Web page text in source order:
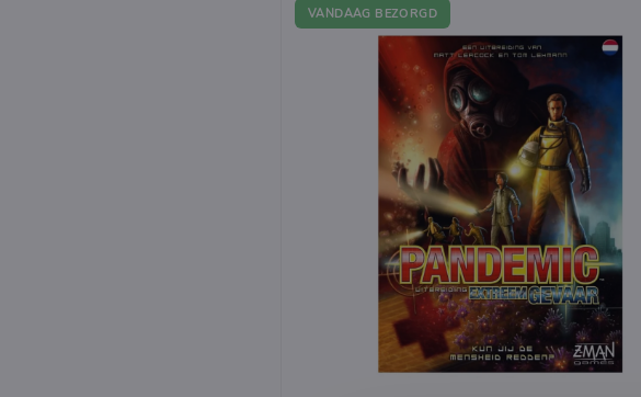
VANDAAG BEZORGD